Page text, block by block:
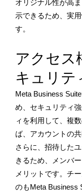
オリジナル性が高
示できるため、実
す。
アクセス
キュリテ
Meta Business
め、セキュリティ
ィを利用して、複
ば、アカウントの
さらに、招待した
きるため、メンバ
メリットです。チ
のもMeta Business